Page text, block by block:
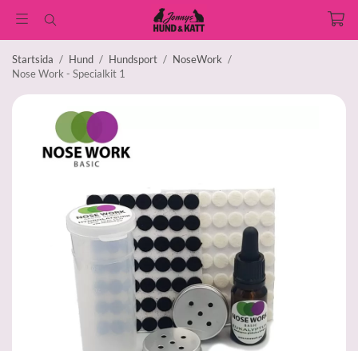
Startsida / Hund / Hundsport / NoseWork /
Nose Work - Specialkit 1